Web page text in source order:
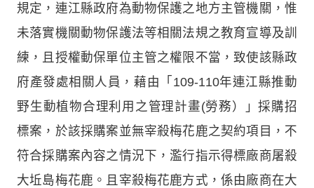
規定，連江縣政府為動物保護之地方主管機關，惟
未落實機關動物保護法等相關法規之教育宣導及訓
練，且授權動保單位主管之權限不當，致使該縣政
府產發處相關人員，藉由「109-110年連江縣推動
野生動植物合理利用之管理計畫(勞務）」採購招
標案，於該採購案並無宰殺梅花鹿之契約項目，不
符合採購案內容之情況下，濫行指示得標廠商屠殺
大坵島梅花鹿。且宰殺梅花鹿方式，係由廠商在大